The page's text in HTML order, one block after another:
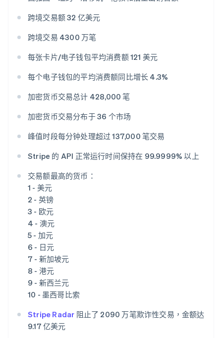
跨境交易额 32 亿美元
跨境交易 4300 万笔
每张卡片/电子钱包平均消费额 121 美元
每个电子钱包的平均消费额同比增长 4.3%
加密货币交易总计 428,000 笔
加密货币交易分布于 36 个市场
峰值时段每分钟处理超过 137,000 笔交易
Stripe 的 API 正常运行时间保持在 99.9999% 以上
交易额最高的货币：
1 - 美元
2 - 英镑
3 - 欧元
4 - 澳元
5 - 加元
6 - 日元
7 - 新加坡元
8 - 港元
9 - 新西兰元
10 - 墨西哥比索
Stripe Radar 阻止了 2090 万笔欺诈性交易，金额达
9.17 亿美元
English
English 简体中文
EnglishEspañol简体中文
EspañolEnglish
English
PortuguêsEnglish
日本語English
SvenskaEnglish
DeutschFrançaisItaliano
塞浦路斯
English
斯洛伐克
English
斯洛文尼亚
EnglishItaliano
泰国
ไทยEnglish
希腊
English
西班牙
EspañolEnglish
新加坡
English 简体中文
新西兰